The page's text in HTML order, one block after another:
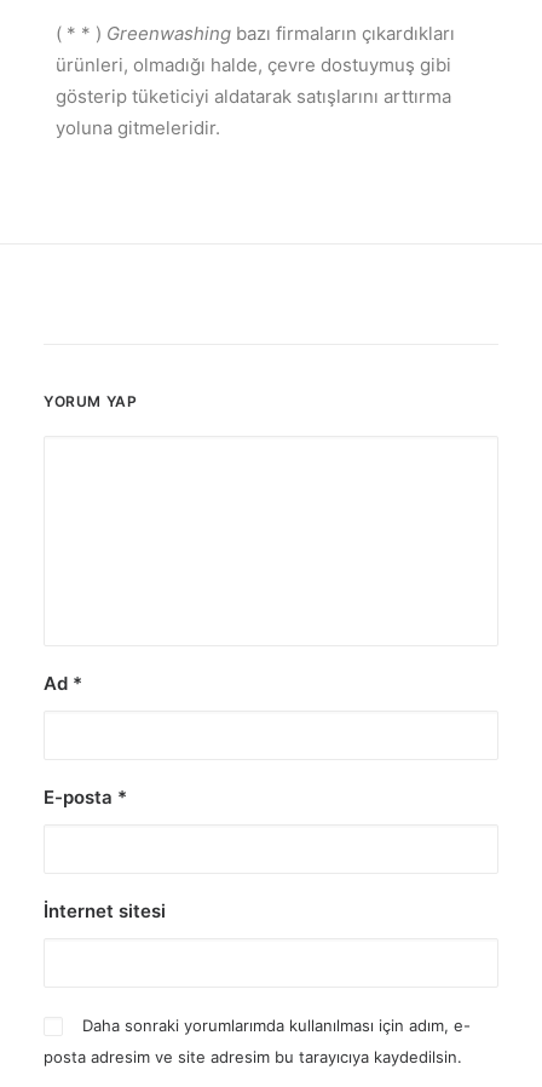
( * * ) Greenwashing bazı firmaların çıkardıkları
ürünleri, olmadığı halde, çevre dostuymuş gibi
gösterip tüketiciyi aldatarak satışlarını arttırma
yoluna gitmeleridir.
YORUM YAP
Ad *
E-posta *
İnternet sitesi
Daha sonraki yorumlarımda kullanılması için adım, e-
posta adresim ve site adresim bu tarayıcıya kaydedilsin.